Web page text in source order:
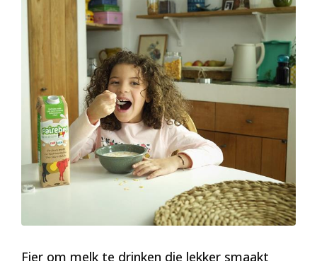
Fier om melk te drinken die lekker smaakt